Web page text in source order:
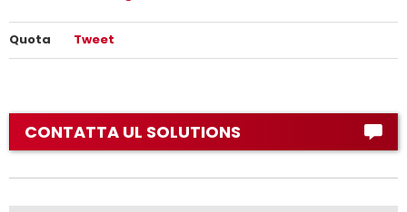
Quota Tweet
CONTATTA UL SOLUTIONS